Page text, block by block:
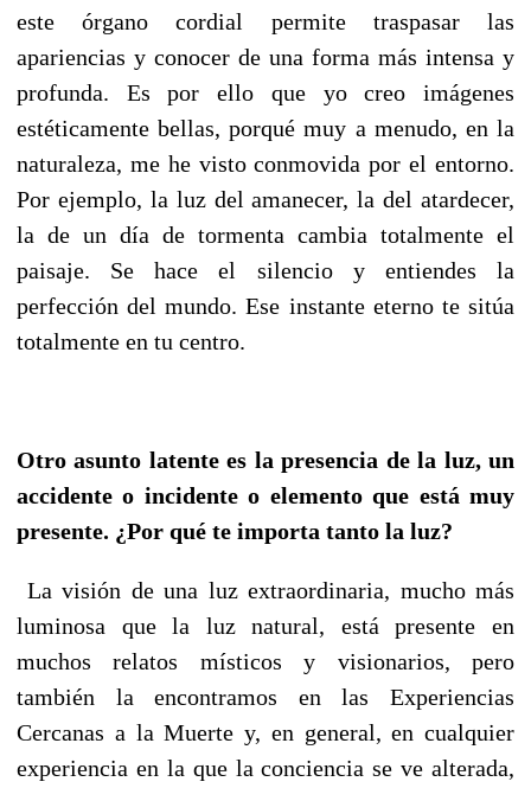
este órgano cordial permite traspasar las
apariencias y conocer de una forma más intensa y
profunda. Es por ello que yo creo imágenes
estéticamente bellas, porqué muy a menudo, en la
naturaleza, me he visto conmovida por el entorno.
Por ejemplo, la luz del amanecer, la del atardecer,
la de un día de tormenta cambia totalmente el
paisaje. Se hace el silencio y entiendes la
perfección del mundo. Ese instante eterno te sitúa
totalmente en tu centro.
Otro asunto latente es la presencia de la luz, un
accidente o incidente o elemento que está muy
presente. ¿Por qué te importa tanto la luz?
La visión de una luz extraordinaria, mucho más
luminosa que la luz natural, está presente en
muchos relatos místicos y visionarios, pero
también la encontramos en las Experiencias
Cercanas a la Muerte y, en general, en cualquier
experiencia en la que la conciencia se ve alterada,